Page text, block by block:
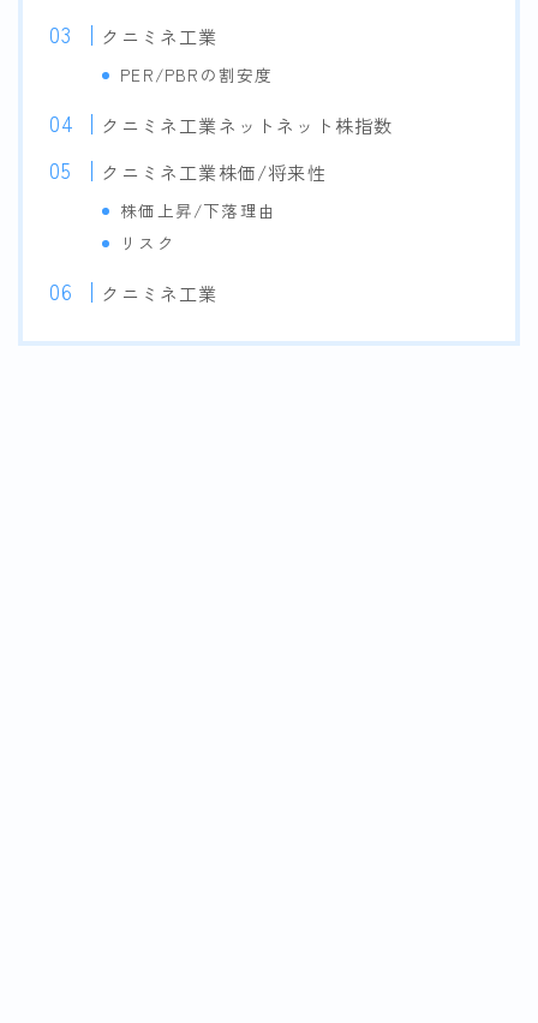
クニミネ工業
PER/PBRの割安度
クニミネ工業ネットネット株指数
クニミネ工業株価/将来性
株価上昇/下落理由
リスク
クニミネ工業